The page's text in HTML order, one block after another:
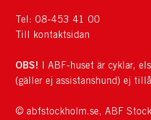
Tel: 08-453 41 00
Till kontaktsidan
OBS! I ABF-huset är cyklar,
(gäller ej assistanshund) ej
© abfstockholm.se, ABF